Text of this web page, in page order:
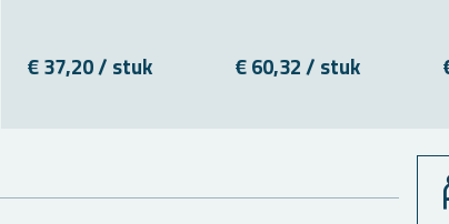
€ 37,20 / stuk € 60,32 / stuk